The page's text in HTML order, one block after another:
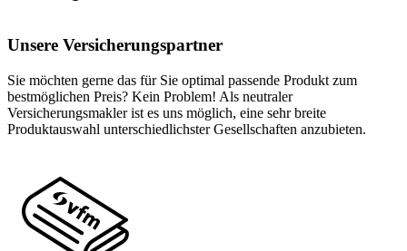
Unsere Versicherungspartner
Sie möchten gerne das für Sie optimal passende Produkt zum
bestmöglichen Preis? Kein Problem! Als neutraler
Versicherungsmakler ist es uns möglich, eine sehr breite
Produktauswahl unterschiedlichster Gesellschaften anzubieten.